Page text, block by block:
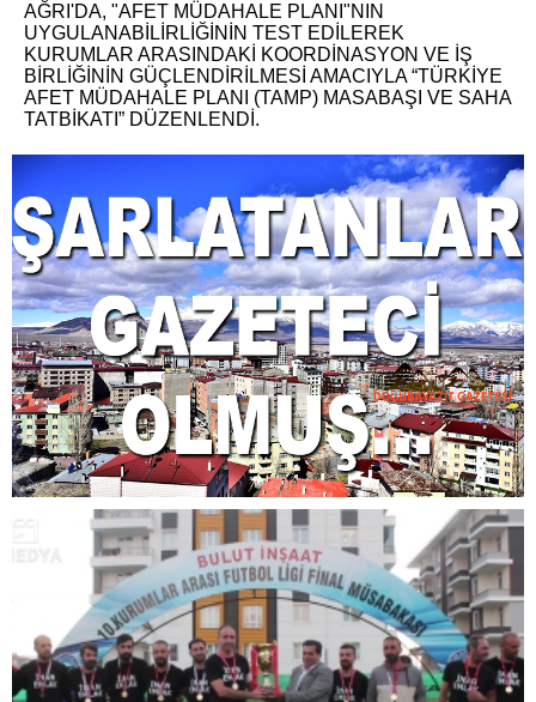
AĞRI'DA, "AFET MÜDAHALE PLANI"NIN
UYGULANABİLİRLİĞİNİN TEST EDİLEREK
KURUMLAR ARASINDAKİ KOORDİNASYON VE İŞ
BİRLİĞİNİN GÜÇLENDİRİLMESİ AMACIYLA “TÜRKİYE
AFET MÜDAHALE PLANI (TAMP) MASABAŞI VE SAHA
TATBİKATI” DÜZENLENDİ.